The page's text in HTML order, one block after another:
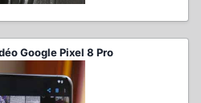
Google Pixel 8 Pro